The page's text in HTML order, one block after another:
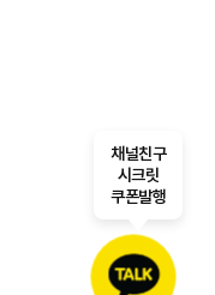
채널친구
시크릿
쿠폰발행